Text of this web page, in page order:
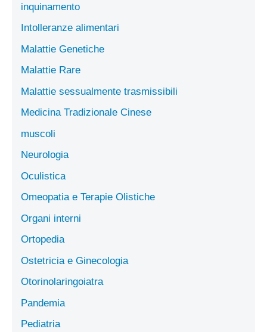
inquinamento
Intolleranze alimentari
Malattie Genetiche
Malattie Rare
Malattie sessualmente trasmissibili
Medicina Tradizionale Cinese
muscoli
Neurologia
Oculistica
Omeopatia e Terapie Olistiche
Organi interni
Ortopedia
Ostetricia e Ginecologia
Otorinolaringoiatra
Pandemia
Pediatria